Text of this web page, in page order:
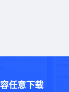
任意下载